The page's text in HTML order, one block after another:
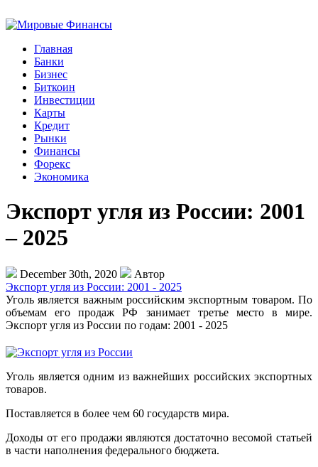
Главная
Банки
Бизнес
Биткоин
Инвестиции
Карты
Кредит
Рынки
Финансы
Форекс
Экономика
Экспорт угля из России: 2001
– 2025
December 30th, 2020
Автор
Экспорт угля из России: 2001 - 2025
Уголь является важным российским экспортным товаром. По
объемам его продаж РФ занимает третье место в мире.
Экспорт угля из России по годам: 2001 - 2025
Уголь является одним из важнейших российских экспортных
товаров.
Поставляется в более чем 60 государств мира.
Доходы от его продажи являются достаточно весомой статьей
в части наполнения федерального бюджета.